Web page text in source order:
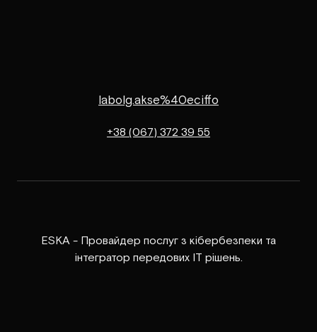
labolg.akse%40eciffo
+38 (067) 372 39 55
ESKA - Провайдер послуг з кібербезпеки та
інтегратор передових ІТ рішень.